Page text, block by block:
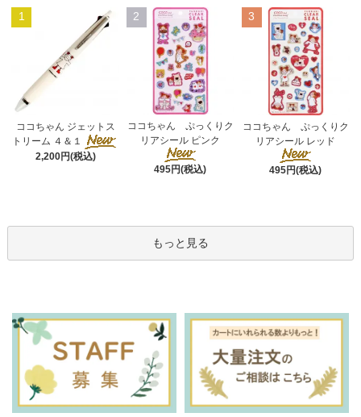
1
ココちゃん ジェットス
トリーム ４＆１
2,200円(税込)
2
ココちゃん ぷっくりク
リアシール ピンク
495円(税込)
3
ココちゃん ぷっくりク
リアシール レッド
495円(税込)
もっと見る